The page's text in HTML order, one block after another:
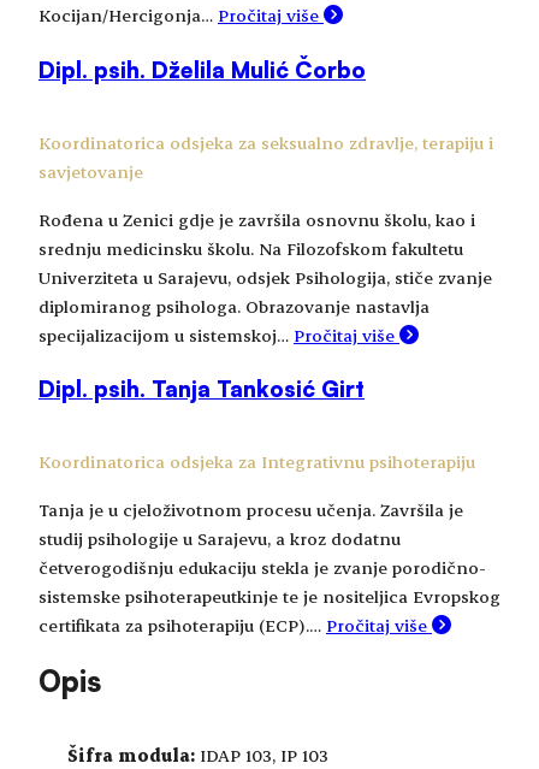
Kocijan/Hercigonja… Pročitaj više
Dipl. psih. Dželila Mulić Čorbo
Koordinatorica odsjeka za seksualno zdravlje, terapiju i
savjetovanje
Rođena u Zenici gdje je završila osnovnu školu, kao i
srednju medicinsku školu. Na Filozofskom fakultetu
Univerziteta u Sarajevu, odsjek Psihologija, stiče zvanje
diplomiranog psihologa. Obrazovanje nastavlja
specijalizacijom u sistemskoj… Pročitaj više
Dipl. psih. Tanja Tankosić Girt
Koordinatorica odsjeka za Integrativnu psihoterapiju
Tanja je u cjeloživotnom procesu učenja. Završila je
studij psihologije u Sarajevu, a kroz dodatnu
četverogodišnju edukaciju stekla je zvanje porodično-
sistemske psihoterapeutkinje te je nositeljica Evropskog
certifikata za psihoterapiju (ECP).… Pročitaj više
Opis
Šifra modula: IDAP 103, IP 103